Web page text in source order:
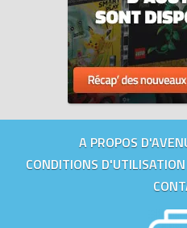
A PROPOS
CONDITIONS D'UTILISATION